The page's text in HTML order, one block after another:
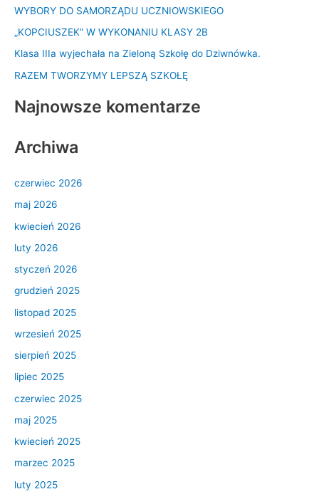
j
d
l
WYBORY DO SAMORZĄDU UCZNIOWSKIEGO
„KOPCIUSZEK” W WYKONANIU KLASY 2B
Klasa IIIa wyjechała na Zieloną Szkołę do Dziwnówka.
RAZEM TWORZYMY LEPSZĄ SZKOŁĘ
Najnowsze komentarze
Archiwa
czerwiec 2026
maj 2026
kwiecień 2026
luty 2026
styczeń 2026
grudzień 2025
listopad 2025
wrzesień 2025
sierpień 2025
lipiec 2025
czerwiec 2025
maj 2025
kwiecień 2025
marzec 2025
luty 2025